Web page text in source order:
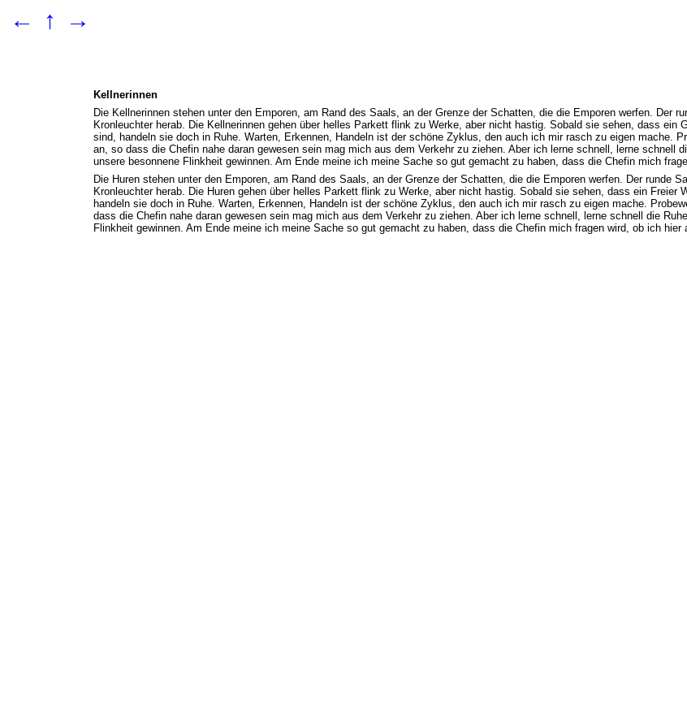
← ↑ →
Kellnerinnen
Die Kellnerinnen stehen unter den Emporen, am Rand des Saals, an der Grenze der Schatten, die die Emporen werfen. Der
Kronleuchter herab. Die Kellnerinnen gehen über helles Parkett flink zu Werke, aber nicht hastig. Sobald sie sehen, dass
sind, handeln sie doch in Ruhe. Warten, Erkennen, Handeln ist der schöne Zyklus, den auch ich mir rasch zu eigen mache.
an, so dass die Chefin nahe daran gewesen sein mag mich aus dem Verkehr zu ziehen. Aber ich lerne schnell, lerne schnell
unsere besonnene Flinkheit gewinnen. Am Ende meine ich meine Sache so gut gemacht zu haben, dass die Chefin mich
Die Huren stehen unter den Emporen, am Rand des Saals, an der Grenze der Schatten, die die Emporen werfen. Der runde
Kronleuchter herab. Die Huren gehen über helles Parkett flink zu Werke, aber nicht hastig. Sobald sie sehen, dass ein
handeln sie doch in Ruhe. Warten, Erkennen, Handeln ist der schöne Zyklus, den auch ich mir rasch zu eigen mache.
dass die Chefin nahe daran gewesen sein mag mich aus dem Verkehr zu ziehen. Aber ich lerne schnell, lerne schnell die
Flinkheit gewinnen. Am Ende meine ich meine Sache so gut gemacht zu haben, dass die Chefin mich fragen wird, ob ich hier